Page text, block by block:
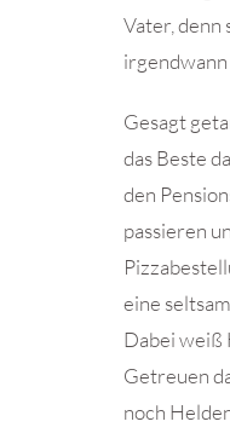
Vater, denn
Gesagt
das Beste
den
passieren
eine
Dabei weiß
Getreuen
noch